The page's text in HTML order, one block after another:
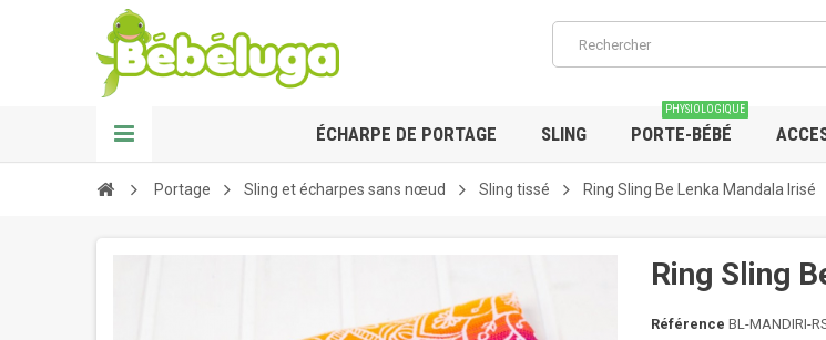
ÉCHARPE DE PORTAGE SLING PORTE-BÉBÉ
PHYSIOLOGIQUE
Portage Sling et écharpes sans nœud Sling tissé Ring Sling Be Lenka Mandala Irisé
Ring Sling
Référence BL-MANDIRI-